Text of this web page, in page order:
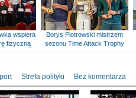
wspiera
fizyczną
Borys Piotrowski mistrzem
sezonu Time Attack Trophy
Strefa polityki Bez komentarza